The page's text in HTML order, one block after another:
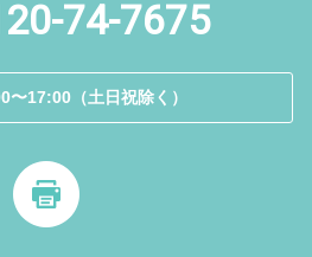
74-7675
〜17:00（土日祝除く）